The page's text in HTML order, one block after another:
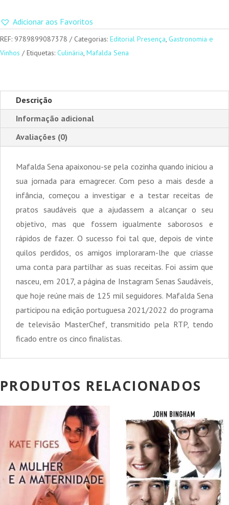
Adicionar aos Favoritos
REF: 9789899087378 Categorias: Editorial Presença, Gastronomia e
Vinhos
Etiquetas: Culinária, Mafalda Sena
Descrição
Informação adicional
Avaliações (0)
Mafalda Sena apaixonou-se pela cozinha quando iniciou a
sua jornada para emagrecer. Com peso a mais desde a
infância, começou a investigar e a testar receitas de
pratos saudáveis que a ajudassem a alcançar o seu
objetivo, mas que fossem igualmente saborosos e
rápidos de fazer. O sucesso foi tal que, depois de vinte
quilos perdidos, os amigos imploraram-lhe que criasse
uma conta para partilhar as suas receitas. Foi assim que
nasceu, em 2017, a página de Instagram Senas Saudáveis,
que hoje reúne mais de 125 mil seguidores. Mafalda Sena
participou na edição portuguesa 2021/2022 do programa
de televisão MasterChef, transmitido pela RTP, tendo
ficado entre os cinco finalistas.
PRODUTOS RELACIONADOS